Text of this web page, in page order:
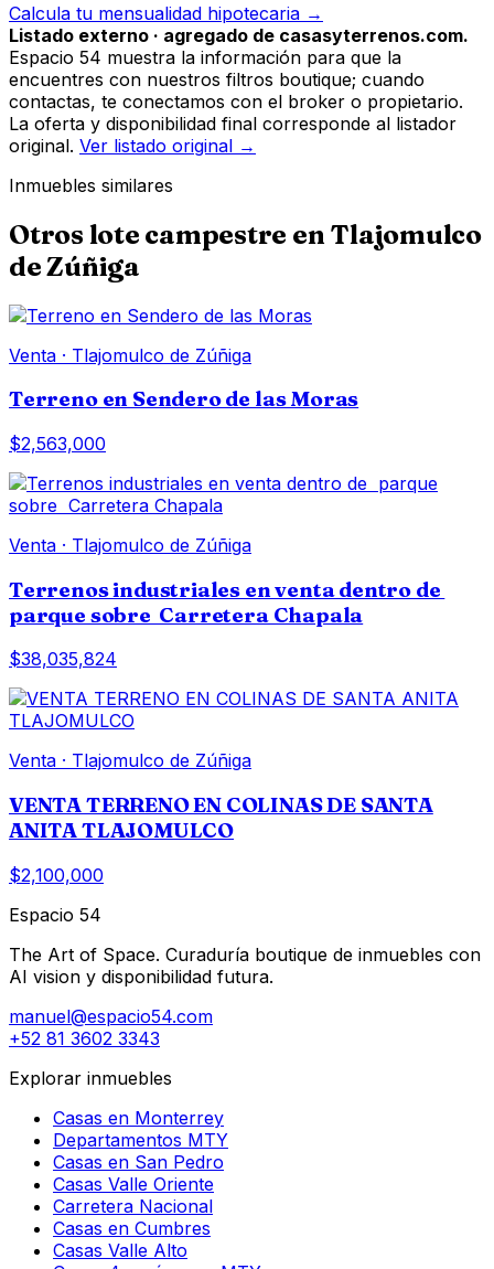
Calcula tu mensualidad hipotecaria →
Listado externo · agregado de casasyterrenos.com.
Espacio 54 muestra la información para que la
encuentres con nuestros filtros boutique; cuando
contactas, te conectamos con el broker o propietario.
La oferta y disponibilidad final corresponde al listador
original. Ver listado original →
Inmuebles similares
Otros lote campestre en Tlajomulco
de Zúñiga
Venta · Tlajomulco de Zúñiga
Terreno en Sendero de las Moras
$2,563,000
Venta · Tlajomulco de Zúñiga
Terrenos industriales en venta dentro de
parque sobre Carretera Chapala
$38,035,824
Venta · Tlajomulco de Zúñiga
VENTA TERRENO EN COLINAS DE SANTA
ANITA TLAJOMULCO
$2,100,000
Espacio 54
The Art of Space. Curaduría boutique de inmuebles con
AI vision y disponibilidad futura.
manuel@espacio54.com
+52 81 3602 3343
Explorar inmuebles
Casas en Monterrey
Departamentos MTY
Casas en San Pedro
Casas Valle Oriente
Carretera Nacional
Casas en Cumbres
Casas Valle Alto